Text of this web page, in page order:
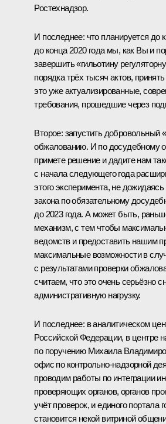
Ростехнадзор.
И последнее: что планируется до
до конца 2020 года мы, как Вы и
завершить «гильотину
порядка трёх тысяч актов,
это уже актуализированные,
требования, прошедшие через
Второе: запустить добровольный
обжалованию. И по досудебному
примете решение и дадите нам
с начала следующего года
этого эксперимента, не
закона по обязательному
до 2023 года. А может быть,
механизм, с тем чтобы
ведомств и предоставить нашим
максимальные возможности в
с результатами проверки
считаем, что это очень серьёзно
административную нагрузку.
И последнее: в аналитическом
Российской Федерации, в центре
по поручению Михаила
офис по контрольно‑надзорной
проводим работы по интеграции
проверяющих органов, органов
учёт проверок, и единого портала
становится некой витриной